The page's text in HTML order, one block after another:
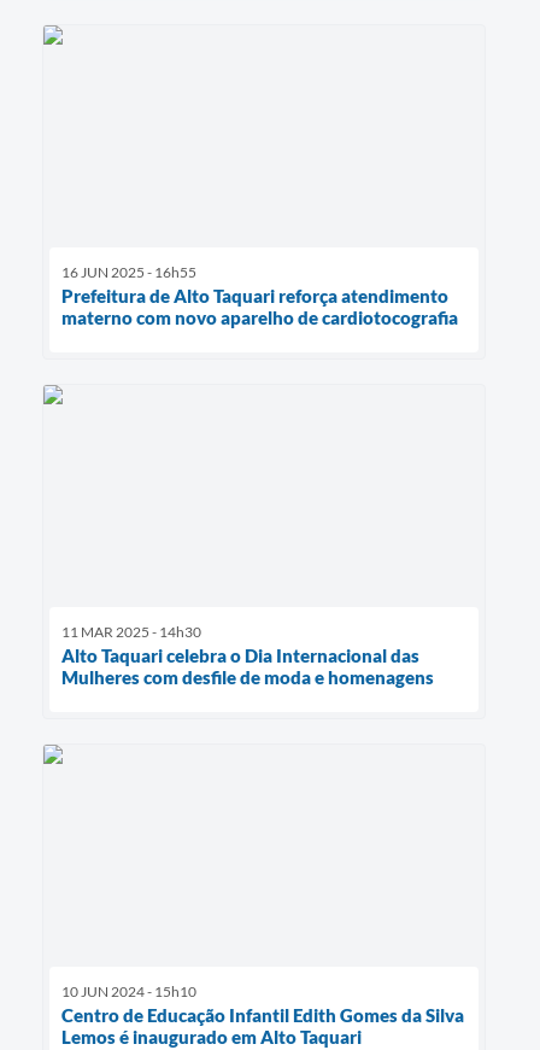
16 JUN 2025 - 16h55
Prefeitura de Alto Taquari reforça atendimento
materno com novo aparelho de cardiotocografia
11 MAR 2025 - 14h30
Alto Taquari celebra o Dia Internacional das
Mulheres com desfile de moda e homenagens
10 JUN 2024 - 15h10
Centro de Educação Infantil Edith Gomes da Silva
Lemos é inaugurado em Alto Taquari